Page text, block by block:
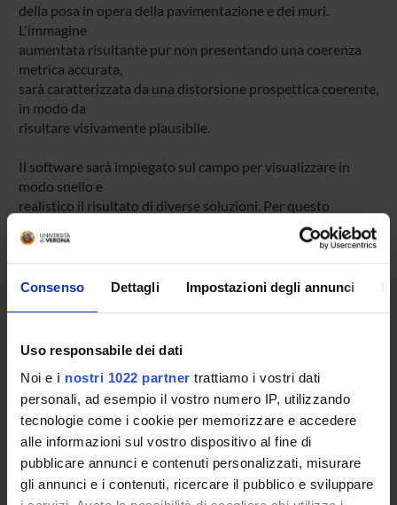
Consenso Dettagli Impostazioni degli annunci
Uso responsabile dei dati
Noi e i nostri 1022 partner trattiamo i vostri dati
personali, ad esempio il vostro numero IP, utilizzando
tecnologie come i cookie per memorizzare e accedere
alle informazioni sul vostro dispositivo al fine di
pubblicare annunci e contenuti personalizzati, misurare
gli annunci e i contenuti, ricercare il pubblico e sviluppare
della posa in opera della pavimentazione e dei muri.
L'immagine
aumentata risultante pur non presentando una coerenza
metrica accurata,
sarà caratterizzata da una distorsione prospettica coerente,
in modo da
risultare visivamente plausibile.
Il software sarà impiegato sul campo per visualizzare in
modo snello e
realistico il risultato di diverse soluzioni. Per questo
dovrà essere di facile uso ovvero l’interazione con l’utente
dovrà
essere intuitiva, in accordo con le modalità di interazione
Gli obiettivi di lavoro su cui verterà il progetto saranno:
1. Rappresentazione virtuale della pavimentazioni su un
piano.
2. Rappresentazione virtuale di muri di cinta (o
contenimento).
3. Sviluppo dell’interfaccia user-friendly.
Il lavoro verterà principalmente nella parte 3.